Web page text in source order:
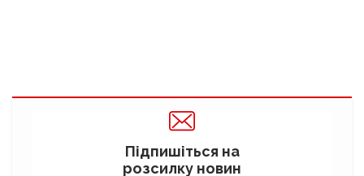
Підпишіться на
розсилку новин